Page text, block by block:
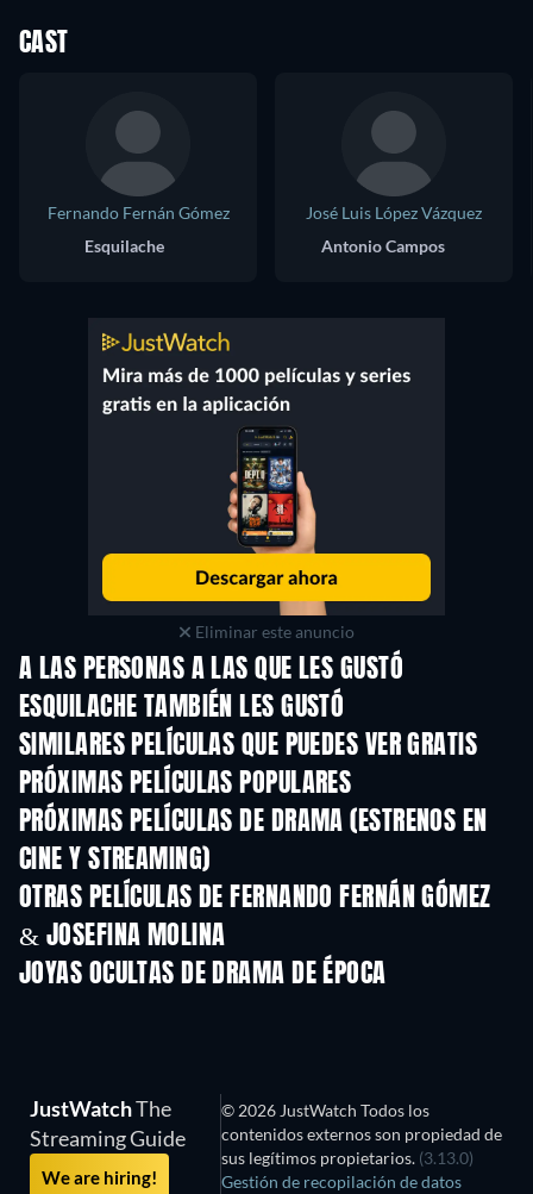
CAST
Fernando Fernán Gómez
Esquilache
José Luis López Vázquez
Antonio Campos
Eliminar este anuncio
A LAS PERSONAS A LAS QUE LES GUSTÓ
ESQUILACHE TAMBIÉN LES GUSTÓ
SIMILARES PELÍCULAS QUE PUEDES VER GRATIS
PRÓXIMAS PELÍCULAS POPULARES
PRÓXIMAS PELÍCULAS DE DRAMA (ESTRENOS EN
CINE Y STREAMING)
OTRAS PELÍCULAS DE FERNANDO FERNÁN GÓMEZ
& JOSEFINA MOLINA
JOYAS OCULTAS DE DRAMA DE ÉPOCA
JustWatchThe
Streaming Guide
We are hiring!
© 2026 JustWatch Todos los
contenidos externos son propiedad de
sus legítimos propietarios. (3.13.0)
Gestión de recopilación de datos